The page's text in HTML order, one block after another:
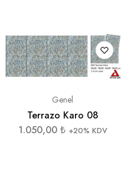
Genel
Terrazo Karo 08
1.050,00 ₺ +20% KDV